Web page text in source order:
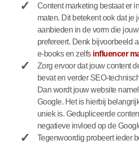
Content marketing bestaat er
maten. Dit betekent ook dat je
aanbieden in de vorm die
prefereert. Denk bijvoorbeeld
e-books en zelfs influencer
Zorg ervoor dat jouw content
bevat en verder SEO-
Dan wordt jouw website
Google. Het is hierbij
uniek is. Gedupliceerde
negatieve invloed op de
Tegenwoordig probeert ieder